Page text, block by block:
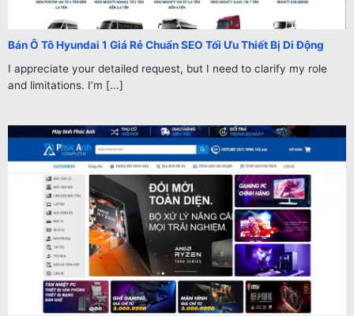
Bán Ô Tô Hyundai 1 Giá Rẻ Chuẩn SEO Tối Ưu Thiết Bị Di Động
I appreciate your detailed request, but I need to clarify my role
and limitations. I’m [...]